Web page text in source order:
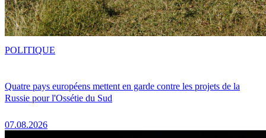
Quatre pays européens mettent en garde contre les projets de la
Russie pour l'Ossétie du Sud
07.08.2026
POLITIQUE